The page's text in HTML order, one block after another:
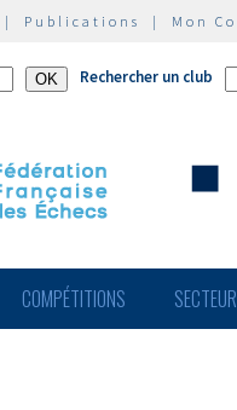
| Publications | Mon
Rechercher un club
COMPÉTITIONS